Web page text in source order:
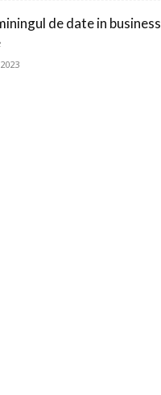
de date in business